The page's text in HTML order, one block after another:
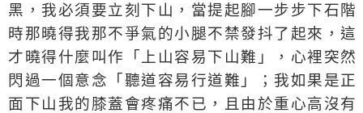
黑，我必須要立刻下山，當提起腳一步步下石階
時那曉得我那不爭氣的小腿不禁發抖了起來，這
才曉得什麼叫作「上山容易下山難」，心裡突然
閃過一個意念「聽道容易行道難」；我如果是正
面下山我的膝蓋會疼痛不已，且由於重心高沒有